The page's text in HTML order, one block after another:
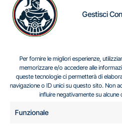
Gestisci
Per fornire le migliori esperienze,
memorizzare e/o accedere alle
queste tecnologie ci permetterà di
navigazione o ID unici su questo sito. Non
influire negativamente su
Funzionale
Centro Analisi e Studi